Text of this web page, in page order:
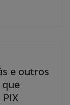
e outros